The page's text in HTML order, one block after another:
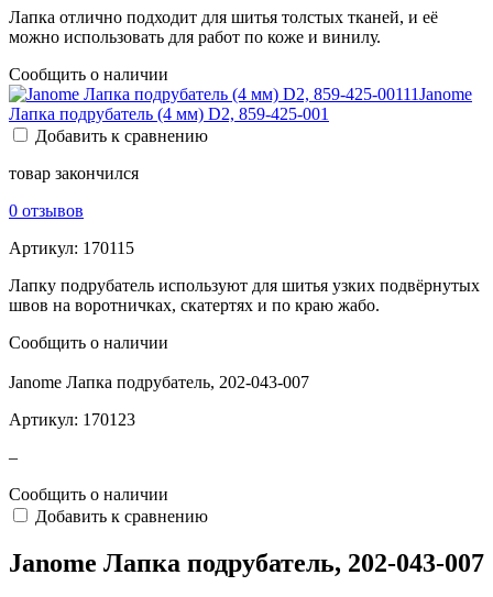
Лапка отлично подходит для шитья толстых тканей, и её
можно использовать для работ по коже и винилу.
Сообщить о наличии
Janome
Лапка подрубатель (4 мм) D2, 859-425-001
Добавить к сравнению
товар закончился
0 отзывов
Артикул: 170115
Лапку подрубатель используют для шитья узких подвёрнутых
швов на воротничках, скатертях и по краю жабо.
Сообщить о наличии
Janome Лапка подрубатель, 202-043-007
Артикул: 170123
–
Сообщить о наличии
Добавить к сравнению
Janome Лапка подрубатель, 202-043-007